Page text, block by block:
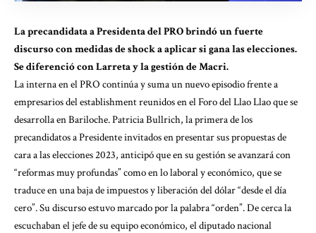
La precandidata a Presidenta del PRO brindó un fuerte
discurso con medidas de shock a aplicar si gana las elecciones.
Se diferenció con Larreta y la gestión de Macri.
La interna en el PRO continúa y suma un nuevo episodio frente a
empresarios del establishment reunidos en el Foro del Llao Llao que se
desarrolla en Bariloche. Patricia Bullrich, la primera de los
precandidatos a Presidente invitados en presentar sus propuestas de
cara a las elecciones 2023, anticipó que en su gestión se avanzará con
“reformas muy profundas” como en lo laboral y económico, que se
traduce en una baja de impuestos y liberación del dólar “desde el día
cero”. Su discurso estuvo marcado por la palabra “orden”. De cerca la
escuchaban el jefe de su equipo económico, el diputado nacional